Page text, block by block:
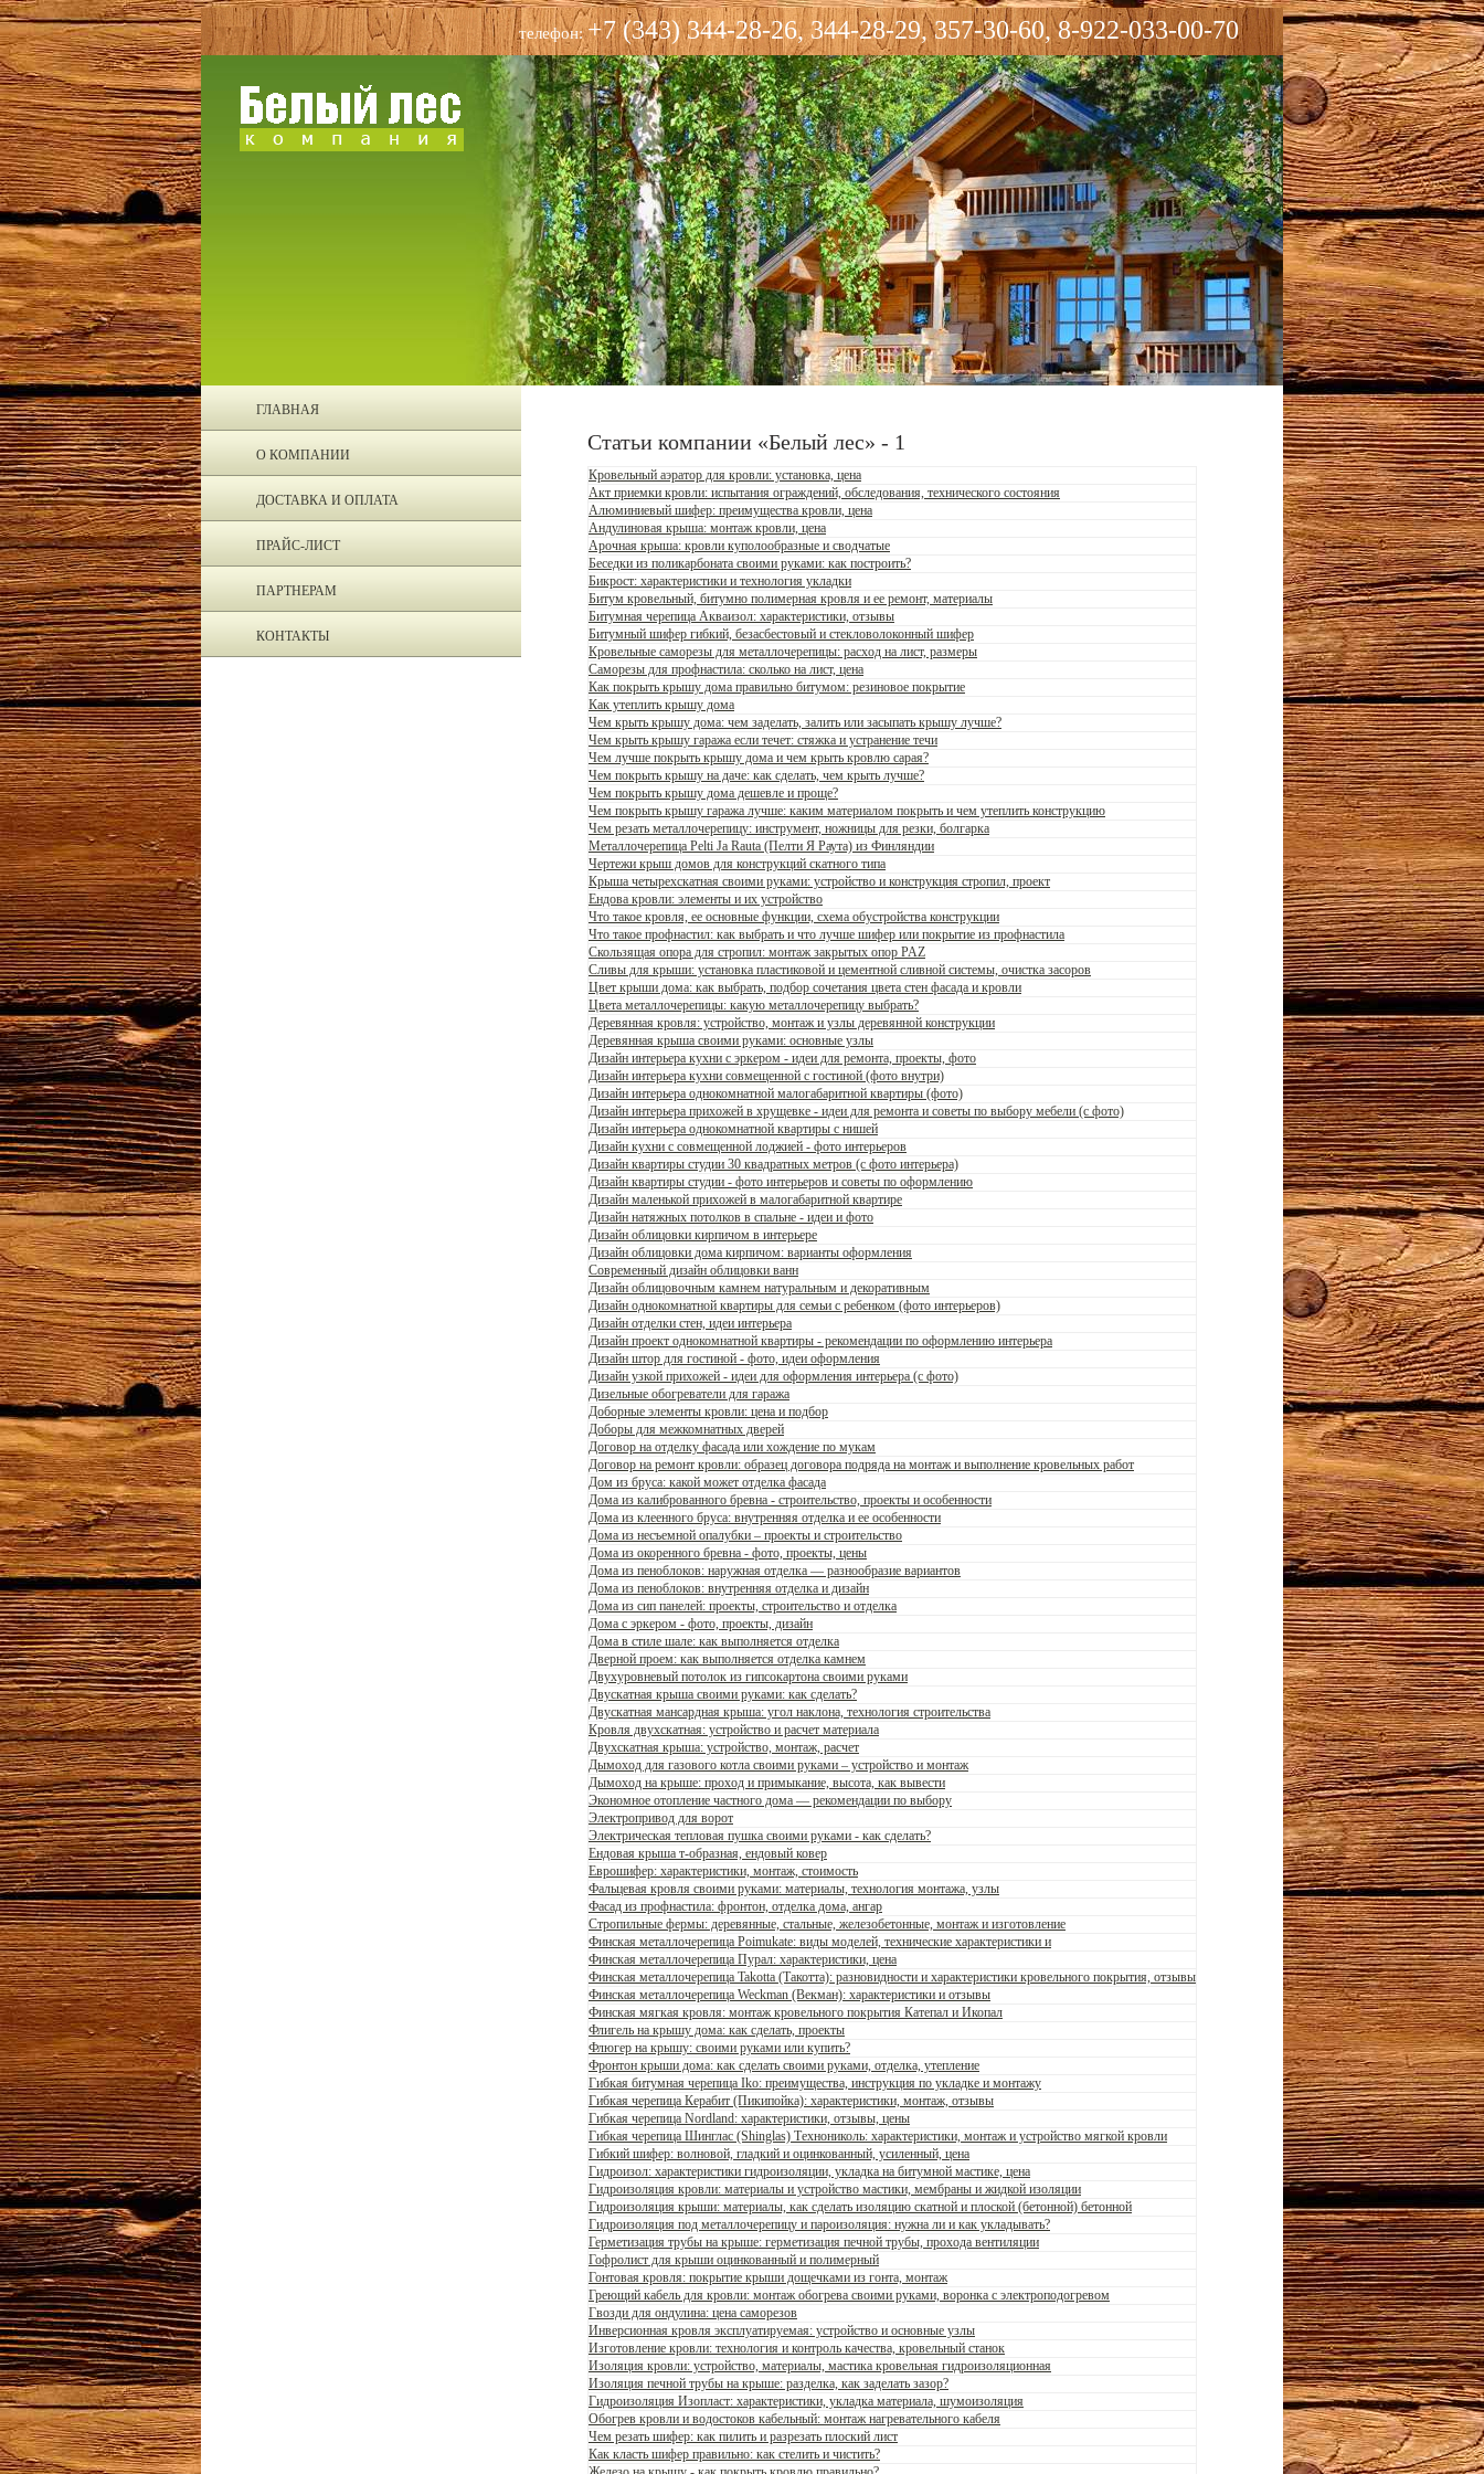
телефон:+7 (343) 344-28-26, 344-28-29, 357-30-60, 8-922-033-00-70
ГЛАВНАЯ
О КОМПАНИИ
ДОСТАВКА И ОПЛАТА
ПРАЙС-ЛИСТ
ПАРТНЕРАМ
КОНТАКТЫ
Статьи компании «Белый лес» - 1
Кровельный аэратор для кровли: установка, цена
Акт приемки кровли: испытания ограждений, обследования, технического состояния
Алюминиевый шифер: преимущества кровли, цена
Андулиновая крыша: монтаж кровли, цена
Арочная крыша: кровли куполообразные и сводчатые
Беседки из поликарбоната своими руками: как построить?
Бикрост: характеристики и технология укладки
Битум кровельный, битумно полимерная кровля и ее ремонт, материалы
Битумная черепица Акваизол: характеристики, отзывы
Битумный шифер гибкий, безасбестовый и стекловолоконный шифер
Кровельные саморезы для металлочерепицы: расход на лист, размеры
Саморезы для профнастила: сколько на лист, цена
Как покрыть крышу дома правильно битумом: резиновое покрытие
Как утеплить крышу дома
Чем крыть крышу дома: чем заделать, залить или засыпать крышу лучше?
Чем крыть крышу гаража если течет: стяжка и устранение течи
Чем лучше покрыть крышу дома и чем крыть кровлю сарая?
Чем покрыть крышу на даче: как сделать, чем крыть лучше?
Чем покрыть крышу дома дешевле и проще?
Чем покрыть крышу гаража лучше: каким материалом покрыть и чем утеплить конструкцию
Чем резать металлочерепицу: инструмент, ножницы для резки, болгарка
Металлочерепица Pelti Ja Rauta (Пелти Я Раута) из Финляндии
Чертежи крыш домов для конструкций скатного типа
Крыша четырехскатная своими руками: устройство и конструкция стропил, проект
Ендова кровли: элементы и их устройство
Что такое кровля, ее основные функции, схема обустройства конструкции
Что такое профнастил: как выбрать и что лучше шифер или покрытие из профнастила
Cкользящая опора для стропил: монтаж закрытых опор PAZ
Сливы для крыши: установка пластиковой и цементной сливной системы, очистка засоров
Цвет крыши дома: как выбрать, подбор сочетания цвета стен фасада и кровли
Цвета металлочерепицы: какую металлочерепицу выбрать?
Деревянная кровля: устройство, монтаж и узлы деревянной конструкции
Деревянная крыша своими руками: основные узлы
Дизайн интерьера кухни с эркером - идеи для ремонта, проекты, фото
Дизайн интерьера кухни совмещенной с гостиной (фото внутри)
Дизайн интерьера однокомнатной малогабаритной квартиры (фото)
Дизайн интерьера прихожей в хрущевке - идеи для ремонта и советы по выбору мебели (с фото)
Дизайн интерьера однокомнатной квартиры с нишей
Дизайн кухни с совмещенной лоджией - фото интерьеров
Дизайн квартиры студии 30 квадратных метров (с фото интерьера)
Дизайн квартиры студии - фото интерьеров и советы по оформлению
Дизайн маленькой прихожей в малогабаритной квартире
Дизайн натяжных потолков в спальне - идеи и фото
Дизайн облицовки кирпичом в интерьере
Дизайн облицовки дома кирпичом: варианты оформления
Современный дизайн облицовки ванн
Дизайн облицовочным камнем натуральным и декоративным
Дизайн однокомнатной квартиры для семьи с ребенком (фото интерьеров)
Дизайн отделки стен, идеи интерьера
Дизайн проект однокомнатной квартиры - рекомендации по оформлению интерьера
Дизайн штор для гостиной - фото, идеи оформления
Дизайн узкой прихожей - идеи для оформления интерьера (с фото)
Дизельные обогреватели для гаража
Доборные элементы кровли: цена и подбор
Доборы для межкомнатных дверей
Договор на отделку фасада или хождение по мукам
Договор на ремонт кровли: образец договора подряда на монтаж и выполнение кровельных работ
Дом из бруса: какой может отделка фасада
Дома из калиброванного бревна - строительство, проекты и особенности
Дома из клеенного бруса: внутренняя отделка и ее особенности
Дома из несъемной опалубки – проекты и строительство
Дома из окоренного бревна - фото, проекты, цены
Дома из пеноблоков: наружная отделка — разнообразие вариантов
Дома из пеноблоков: внутренняя отделка и дизайн
Дома из сип панелей: проекты, строительство и отделка
Дома с эркером - фото, проекты, дизайн
Дома в стиле шале: как выполняется отделка
Дверной проем: как выполняется отделка камнем
Двухуровневый потолок из гипсокартона своими руками
Двускатная крыша своими руками: как сделать?
Двускатная мансардная крыша: угол наклона, технология строительства
Кровля двухскатная: устройство и расчет материала
Двухскатная крыша: устройство, монтаж, расчет
Дымоход для газового котла своими руками – устройство и монтаж
Дымоход на крыше: проход и примыкание, высота, как вывести
Экономное отопление частного дома — рекомендации по выбору
Электропривод для ворот
Электрическая тепловая пушка своими руками - как сделать?
Ендовая крыша т-образная, ендовый ковер
Еврошифер: характеристики, монтаж, стоимость
Фальцевая кровля своими руками: материалы, технология монтажа, узлы
Фасад из профнастила: фронтон, отделка дома, ангар
Стропильные фермы: деревянные, стальные, железобетонные, монтаж и изготовление
Финская металлочерепица Poimukate: виды моделей, технические характеристики и
Финская металлочерепица Пурал: характеристики, цена
Финская металлочерепица Takotta (Такотта): разновидности и характеристики кровельного покрытия, отзывы
Финская металлочерепица Weckman (Векман): характеристики и отзывы
Финская мягкая кровля: монтаж кровельного покрытия Катепал и Икопал
Флигель на крышу дома: как сделать, проекты
Флюгер на крышу: своими руками или купить?
Фронтон крыши дома: как сделать своими руками, отделка, утепление
Гибкая битумная черепица Iko: преимущества, инструкция по укладке и монтажу
Гибкая черепица Керабит (Пикипойка): характеристики, монтаж, отзывы
Гибкая черепица Nordland: характеристики, отзывы, цены
Гибкая черепица Шинглас (Shinglas) Технониколь: характеристики, монтаж и устройство мягкой кровли
Гибкий шифер: волновой, гладкий и оцинкованный, усиленный, цена
Гидроизол: характеристики гидроизоляции, укладка на битумной мастике, цена
Гидроизоляция кровли: материалы и устройство мастики, мембраны и жидкой изоляции
Гидроизоляция крыши: материалы, как сделать изоляцию скатной и плоской (бетонной) бетонной
Гидроизоляция под металлочерепицу и пароизоляция: нужна ли и как укладывать?
Герметизация трубы на крыше: герметизация печной трубы, прохода вентиляции
Гофролист для крыши оцинкованный и полимерный
Гонтовая кровля: покрытие крыши дощечками из гонта, монтаж
Греющий кабель для кровли: монтаж обогрева своими руками, воронка с электроподогревом
Гвозди для ондулина: цена саморезов
Инверсионная кровля эксплуатируемая: устройство и основные узлы
Изготовление кровли: технология и контроль качества, кровельный станок
Изоляция кровли: устройство, материалы, мастика кровельная гидроизоляционная
Изоляция печной трубы на крыше: разделка, как заделать зазор?
Гидроизоляция Изопласт: характеристики, укладка материала, шумоизоляция
Обогрев кровли и водостоков кабельный: монтаж нагревательного кабеля
Чем резать шифер: как пилить и разрезать плоский лист
Как класть шифер правильно: как стелить и чистить?